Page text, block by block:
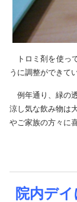
トロミ剤を使っ
うに調整ができて
例年通り、緑の
涼し気な飲み物は
やご家族の方々に
院内デ